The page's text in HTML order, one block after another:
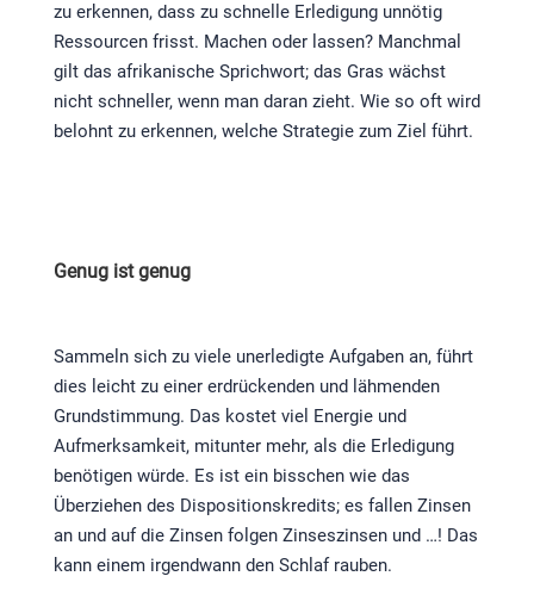
zu erkennen, dass zu schnelle Erledigung unnötig
Ressourcen frisst. Machen oder lassen? Manchmal
gilt das afrikanische Sprichwort; das Gras wächst
nicht schneller, wenn man daran zieht. Wie so oft wird
belohnt zu erkennen, welche Strategie zum Ziel führt.
Genug ist genug
Sammeln sich zu viele unerledigte Aufgaben an, führt
dies leicht zu einer erdrückenden und lähmenden
Grundstimmung. Das kostet viel Energie und
Aufmerksamkeit, mitunter mehr, als die Erledigung
benötigen würde. Es ist ein bisschen wie das
Überziehen des Dispositionskredits; es fallen Zinsen
an und auf die Zinsen folgen Zinseszinsen und …! Das
kann einem irgendwann den Schlaf rauben.